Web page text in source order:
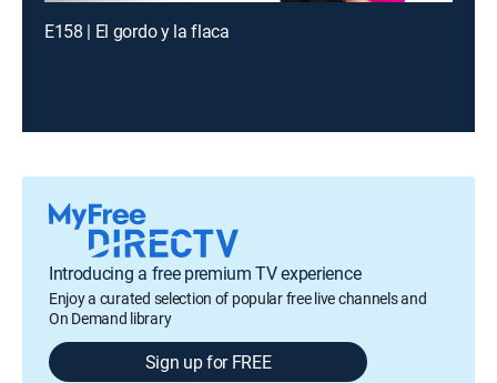
E158 | El gordo y la flaca
Introducing a free premium TV experience
Enjoy a curated selection of popular free live channels and
On Demand library
Sign up for FREE